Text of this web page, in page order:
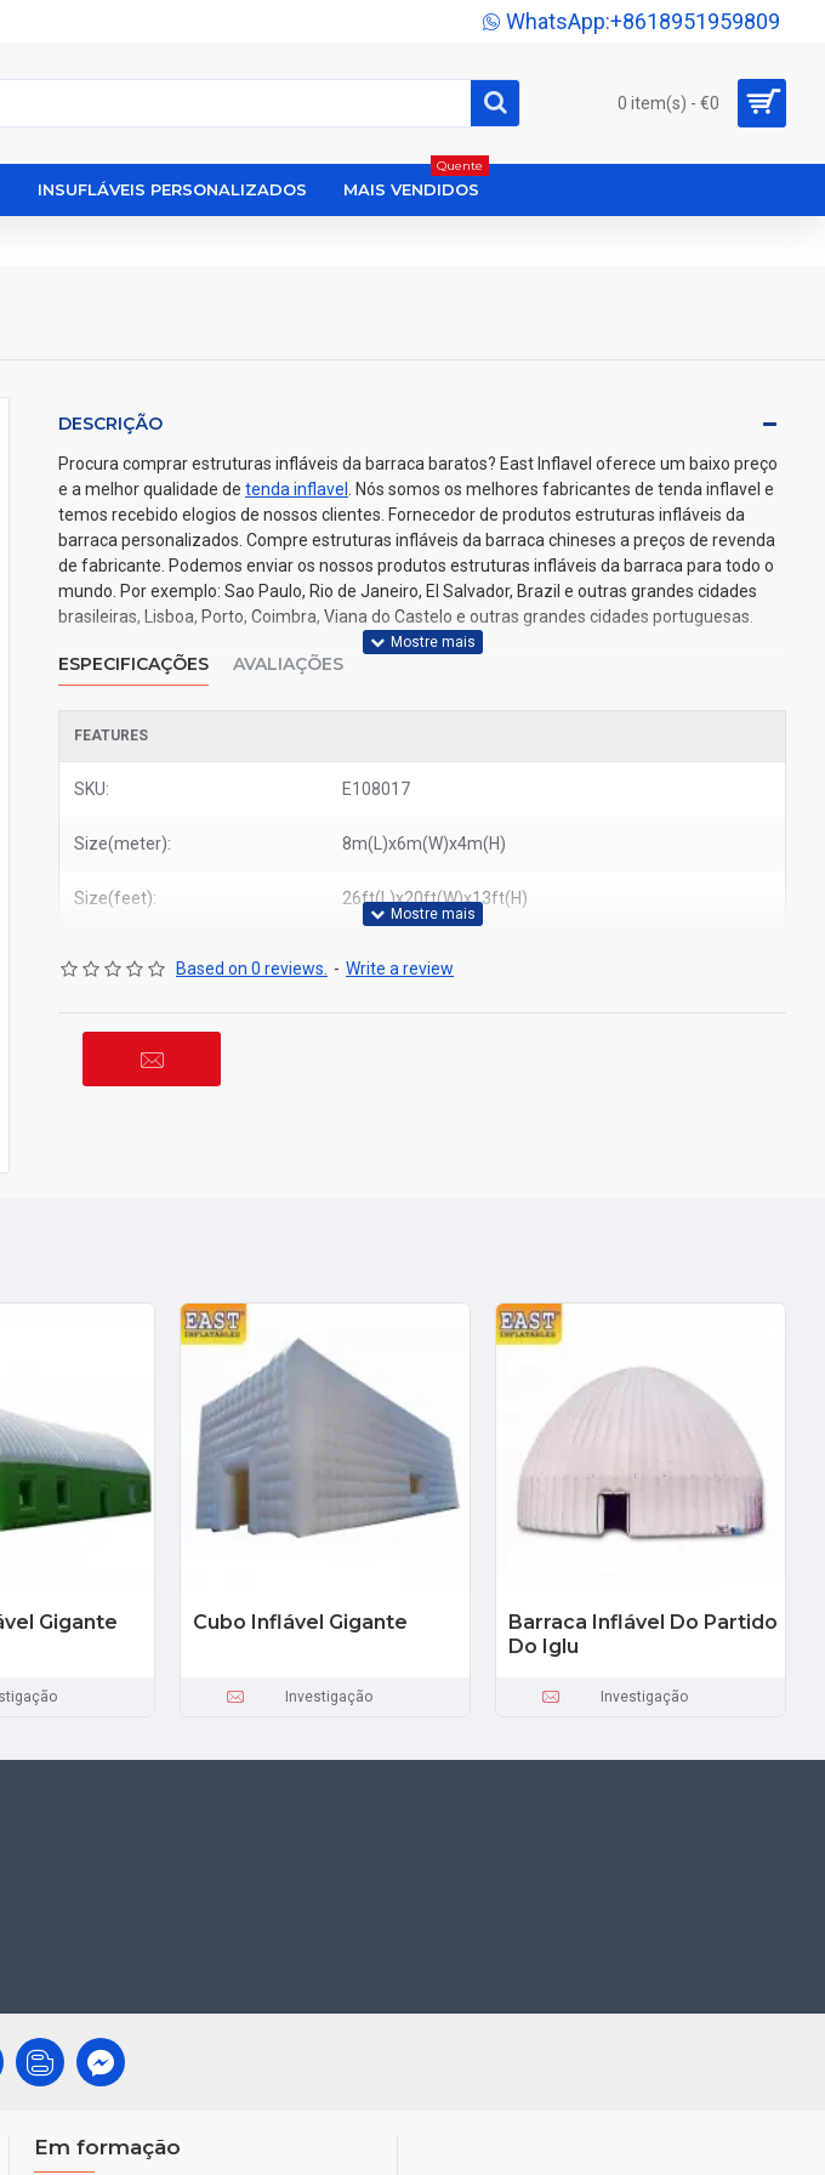
WhatsApp:+8618951959809
0 item(s) - €0
INSUFLÁVEIS PERSONALIZADOS MAIS VENDIDOS
Quente
DESCRIÇÃO
Procura comprar estruturas infláveis da barraca baratos? East Inflavel oferece um baixo preço
e a melhor qualidade de tenda inflavel
. Nós somos os melhores fabricantes de tenda inflavel e
temos recebido elogios de nossos clientes. Fornecedor de produtos estruturas infláveis da
barraca personalizados. Compre estruturas infláveis da barraca chineses a preços de revenda
de fabricante. Podemos enviar os nossos produtos estruturas infláveis da barraca para todo o
mundo. Por exemplo: Sao Paulo, Rio de Janeiro, El Salvador, Brazil e outras grandes cidades
brasileiras, Lisboa, Porto, Coimbra, Viana do Castelo e outras grandes cidades portuguesas.
ESPECIFICAÇÕES AVALIAÇÕES
FEATURES
SKU: E108017
Size(meter): 8m(L)x6m(W)x4m(H)
Size(feet): 26ft(L)x20ft(W)x13ft(H)
Based on 0 reviews. - Write a review
Gigante Cubo Inflável Gigante
Investigação
Barraca Inflável Do Partido
Do Iglu
Investigação
Em formação